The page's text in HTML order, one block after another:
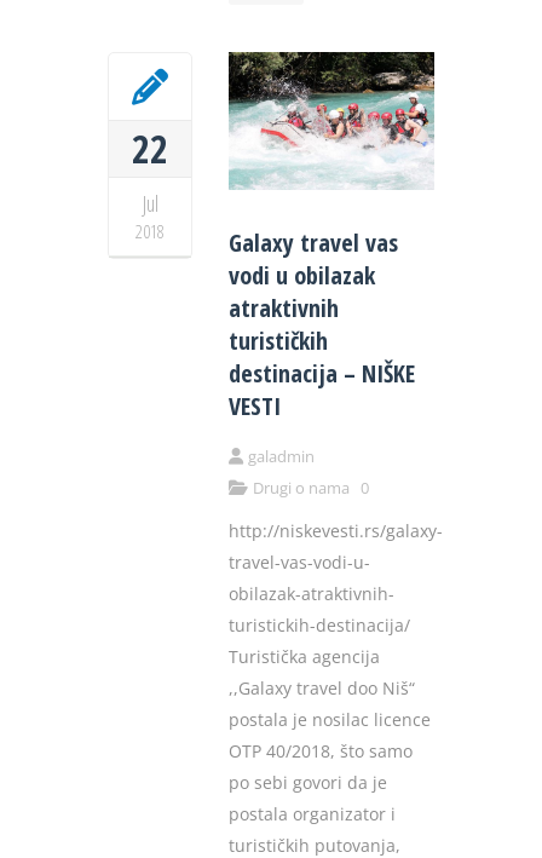
22
Jul
2018
Galaxy travel vas
vodi u obilazak
atraktivnih
turističkih
destinacija – NIŠKE
VESTI
galadmin
Drugi o nama
0
http://niskevesti.rs/galaxy-
travel-vas-vodi-u-
obilazak-atraktivnih-
turistickih-destinacija/
Turistička agencija
,,Galaxy travel doo Niš“
postala je nosilac licence
OTP 40/2018, što samo
po sebi govori da je
postala organizator i
turističkih putovanja,